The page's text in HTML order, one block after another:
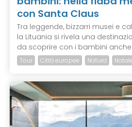
con Santa Claus
Tra leggende, bizzarri musei e
la Lituania si rivela una
da scoprire con i bambini anche
Tour Città europee Natura Natale